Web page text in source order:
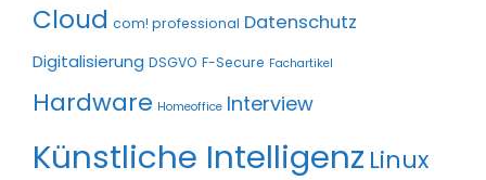
Cloud com! professional Datenschutz
Digitalisierung DSGVO F-Secure Fachartikel
Hardware Homeoffice Interview
Künstliche Intelligenz Linux